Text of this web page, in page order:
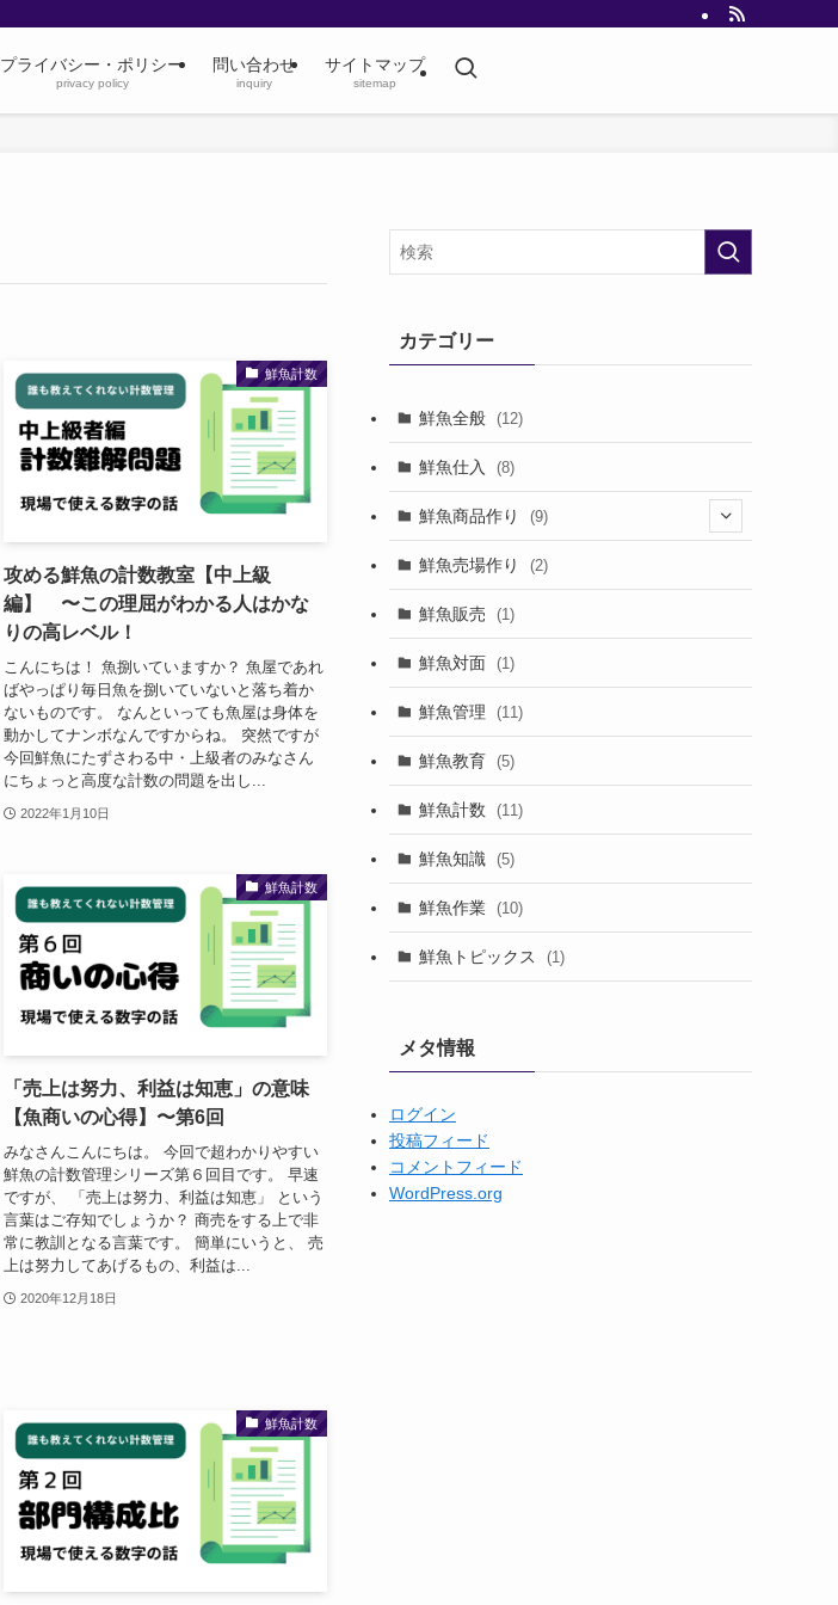
プライバシー・ポリシー
privacy policy
問い合わせ
inquiry
サイトマップ
sitemap
鮮魚計数
攻める鮮魚の計数教室【中上級
編】 〜この理屈がわかる人はかな
りの高レベル！
こんにちは！ 魚捌いていますか？ 魚屋であれ
ばやっぱり毎日魚を捌いていないと落ち着か
ないものです。 なんといっても魚屋は身体を
動かしてナンボなんですからね。 突然ですが
今回鮮魚にたずさわる中・上級者のみなさん
にちょっと高度な計数の問題を出し...
2022年1月10日
鮮魚計数
「売上は努力、利益は知恵」の意味
【魚商いの心得】〜第6回
みなさんこんにちは。 今回で超わかりやすい
鮮魚の計数管理シリーズ第６回目です。 早速
ですが、 「売上は努力、利益は知恵」 という
言葉はご存知でしょうか？ 商売をする上で非
常に教訓となる言葉です。 簡単にいうと、 売
上は努力してあげるもの、利益は...
2020年12月18日
鮮魚計数
カテゴリー
鮮魚全般 (12)
鮮魚仕入 (8)
鮮魚商品作り (9)
(8)
鮮魚売場作り (2)
鮮魚販売 (1)
鮮魚対面 (1)
鮮魚管理 (11)
鮮魚教育 (5)
鮮魚計数 (11)
鮮魚知識 (5)
鮮魚作業 (10)
鮮魚トピックス (1)
メタ情報
ログイン
投稿フィード
コメントフィード
WordPress.org